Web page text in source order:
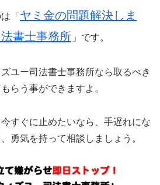
「 ヤミ金の問題解決しま
書士事務所 」です。
ユー司法書士事務所なら取るべき
らう事ができますよ。
すぐに止めたいなら、手遅れにな
勇気を持って相談しましょう。